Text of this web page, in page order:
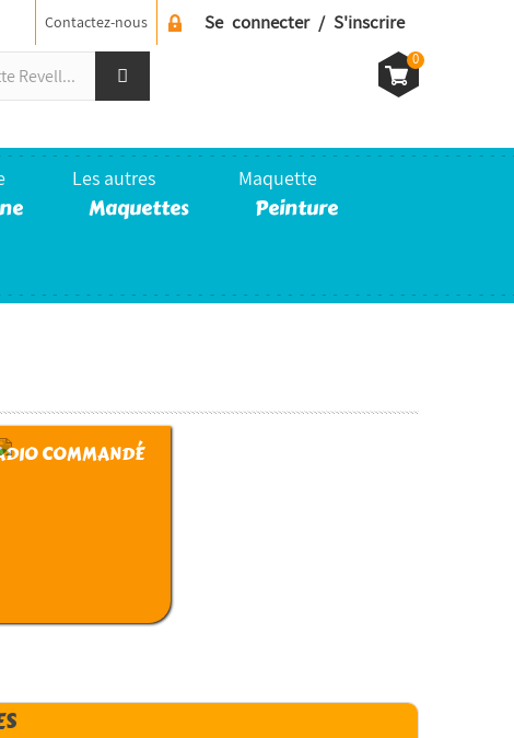
Se connecter / S'inscrire
Contactez-nous
0
Les autres
Maquettes
Maquette
Peinture
COMMANDÉ